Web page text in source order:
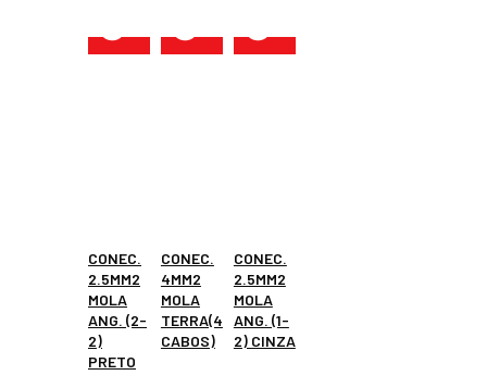
CONEC.
2.5MM2
MOLA
ANG. (2-
2)
PRETO
CONEC.
4MM2
MOLA
TERRA(4
CABOS)
CONEC.
2.5MM2
MOLA
ANG. (1-
2) CINZA